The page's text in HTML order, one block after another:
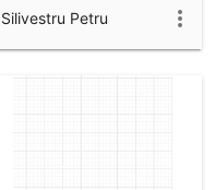
Silivestru Petru